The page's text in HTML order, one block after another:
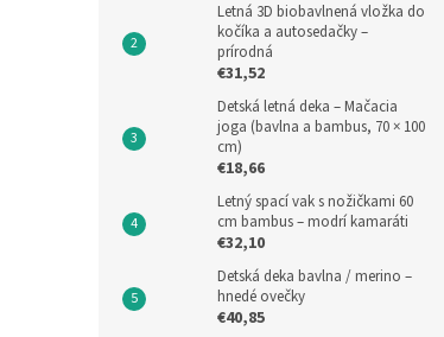
Letná 3D biobavlnená vložka do
kočíka a autosedačky –
prírodná
€31,52
Detská letná deka – Mačacia
joga (bavlna a bambus, 70 × 100
cm)
€18,66
Letný spací vak s nožičkami 60
cm bambus – modrí kamaráti
€32,10
Detská deka bavlna / merino –
hnedé ovečky
€40,85